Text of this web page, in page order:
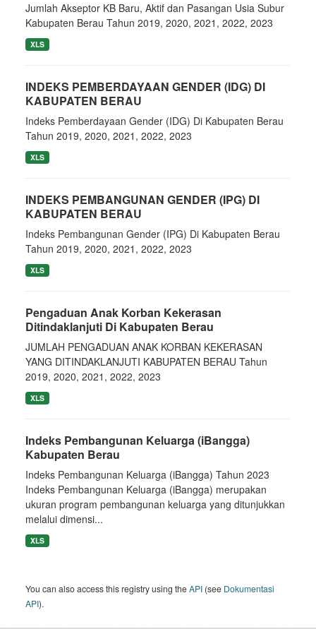
Jumlah Akseptor KB Baru, Aktif dan Pasangan Usia Subur
Kabupaten Berau Tahun 2019, 2020, 2021, 2022, 2023
XLS
INDEKS PEMBERDAYAAN GENDER (IDG) DI
KABUPATEN BERAU
Indeks Pemberdayaan Gender (IDG) Di Kabupaten Berau
Tahun 2019, 2020, 2021, 2022, 2023
XLS
INDEKS PEMBANGUNAN GENDER (IPG) DI
KABUPATEN BERAU
Indeks Pembangunan Gender (IPG) Di Kabupaten Berau
Tahun 2019, 2020, 2021, 2022, 2023
XLS
Pengaduan Anak Korban Kekerasan
Ditindaklanjuti Di Kabupaten Berau
JUMLAH PENGADUAN ANAK KORBAN KEKERASAN
YANG DITINDAKLANJUTI KABUPATEN BERAU Tahun
2019, 2020, 2021, 2022, 2023
XLS
Indeks Pembangunan Keluarga (iBangga)
Kabupaten Berau
Indeks Pembangunan Keluarga (iBangga) Tahun 2023
Indeks Pembangunan Keluarga (iBangga) merupakan
ukuran program pembangunan keluarga yang ditunjukkan
melalui dimensi...
XLS
You can also access this registry using theAPI (see Dokumentasi
API).